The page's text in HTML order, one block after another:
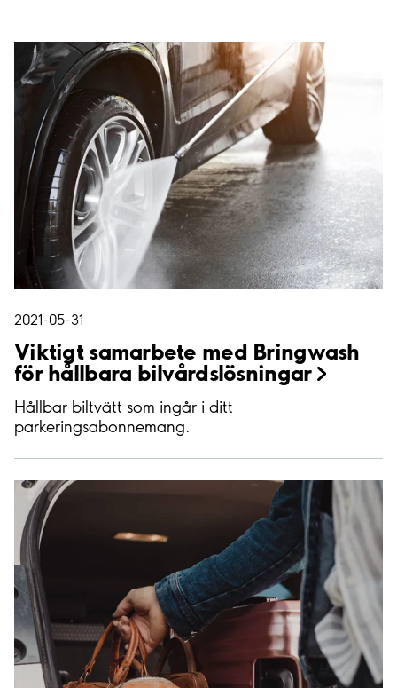
2021-05-31
Viktigt samarbete med Bringwash
för hållbara bilvårdslösningar
Hållbar biltvätt som ingår i ditt
parkeringsabonnemang.